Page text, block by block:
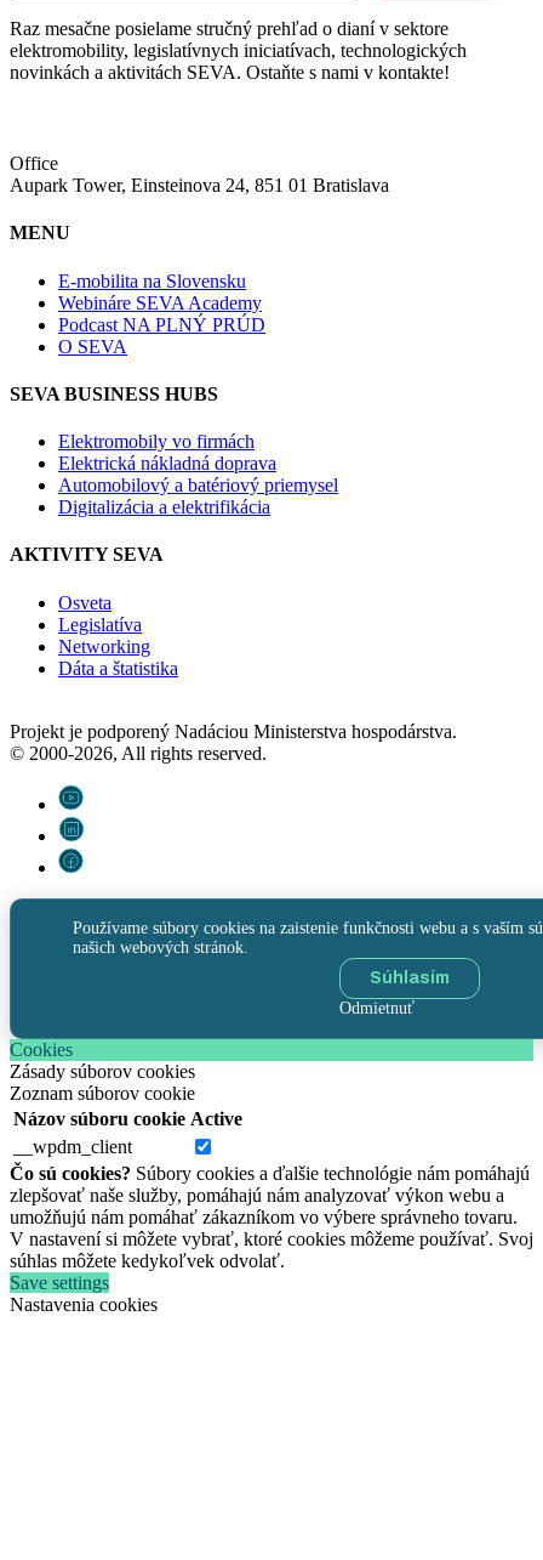
Raz mesačne posielame stručný prehľad o dianí v sektore
elektromobility, legislatívnych iniciatívach, technologických
novinkách a aktivitách SEVA. Ostaňte s nami v kontakte!
Office
Aupark Tower, Einsteinova 24, 851 01 Bratislava
MENU
E-mobilita na Slovensku
Webináre SEVA Academy
Podcast NA PLNÝ PRÚD
O SEVA
SEVA BUSINESS HUBS
Elektromobily vo firmách
Elektrická nákladná doprava
Automobilový a batériový priemysel
Digitalizácia a elektrifikácia
AKTIVITY SEVA
Osveta
Legislatíva
Networking
Dáta a štatistika
Projekt je podporený Nadáciou Ministerstva hospodárstva.
© 2000-2026, All rights reserved.
Používame súbory cookies na zaistenie funkčnosti webu a s vaším
našich webových stránok.
Súhlasím
Odmietnuť
Cookies
Zásady súborov cookies
Zoznam súborov cookie
Názov súboru cookie Active
__wpdm_client
Čo sú cookies? Súbory cookies a ďalšie technológie nám pomáhajú
zlepšovať naše služby, pomáhajú nám analyzovať výkon webu a
umožňujú nám pomáhať zákazníkom vo výbere správneho tovaru.
V nastavení si môžete vybrať, ktoré cookies môžeme používať. Svoj
súhlas môžete kedykoľvek odvolať.
Save settings
Nastavenia cookies